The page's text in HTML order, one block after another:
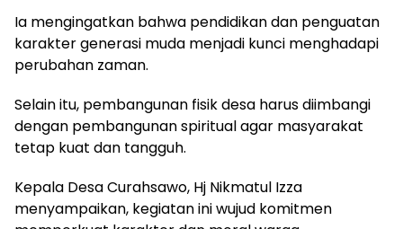
Ia mengingatkan bahwa pendidikan dan penguatan
karakter generasi muda menjadi kunci menghadapi
perubahan zaman.
Selain itu, pembangunan fisik desa harus diimbangi
dengan pembangunan spiritual agar masyarakat
tetap kuat dan tangguh.
Kepala Desa Curahsawo, Hj Nikmatul Izza
menyampaikan, kegiatan ini wujud komitmen